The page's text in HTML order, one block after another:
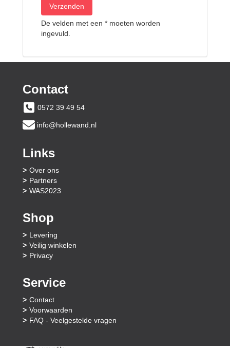
De velden met een * moeten worden
ingevuld.
Contact
0572 39 49 54
info@hollewand.nl
Links
Over ons
Partners
WAS2023
Shop
Levering
Veilig winkelen
Privacy
Service
Contact
Voorwaarden
FAQ - Veelgestelde vragen